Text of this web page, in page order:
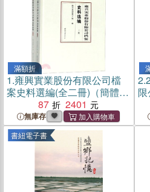
滿額折
1.雍興實業股份有限公司檔
案史料選編(全二冊)（簡體
87 2401
無庫存
2.
書紐電子書